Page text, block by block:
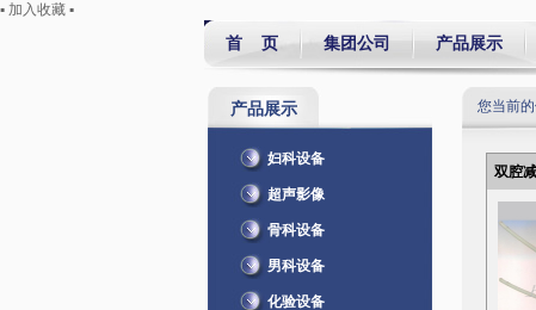
▪ 加入收藏 ▪
首 页 集团公司 产品展示
产品展示
妇科设备
超声影像
骨科设备
男科设备
化验设备
您当前
双腔